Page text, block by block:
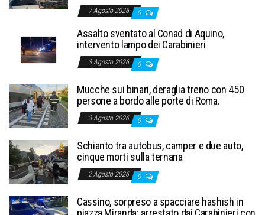
7 Agosto 2026 0
Assalto sventato al Conad di Aquino,
intervento lampo dei Carabinieri
3 Agosto 2026 0
Mucche sui binari, deraglia treno con 450
persone a bordo alle porte di Roma.
3 Agosto 2026 0
Schianto tra autobus, camper e due auto,
cinque morti sulla ternana
2 Agosto 2026 0
Cassino, sorpreso a spacciare hashish in